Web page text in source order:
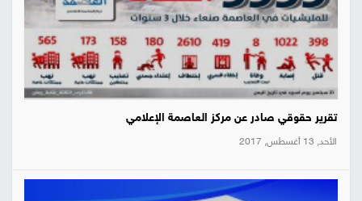
تقرير حقوقي صادر عن مركز العاصمة الإعلامي
الأحد, 13 أغسطس, 2017